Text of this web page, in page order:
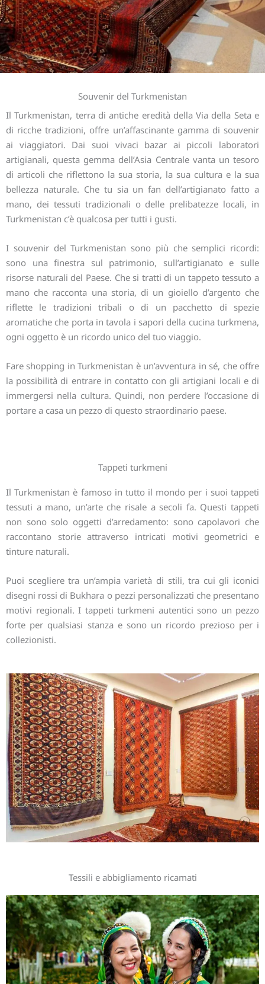
Souvenir del Turkmenistan
Il Turkmenistan, terra di antiche eredità della Via della Seta e
di ricche tradizioni, offre un’affascinante gamma di souvenir
ai viaggiatori. Dai suoi vivaci bazar ai piccoli laboratori
artigianali, questa gemma dell’Asia Centrale vanta un tesoro
di articoli che riflettono la sua storia, la sua cultura e la sua
bellezza naturale. Che tu sia un fan dell’artigianato fatto a
mano, dei tessuti tradizionali o delle prelibatezze locali, in
Turkmenistan c’è qualcosa per tutti i gusti.
I souvenir del Turkmenistan sono più che semplici ricordi:
sono una finestra sul patrimonio, sull’artigianato e sulle
risorse naturali del Paese. Che si tratti di un tappeto tessuto a
mano che racconta una storia, di un gioiello d’argento che
riflette le tradizioni tribali o di un pacchetto di spezie
aromatiche che porta in tavola i sapori della cucina turkmena,
ogni oggetto è un ricordo unico del tuo viaggio.
Fare shopping in Turkmenistan è un’avventura in sé, che offre
la possibilità di entrare in contatto con gli artigiani locali e di
immergersi nella cultura. Quindi, non perdere l’occasione di
portare a casa un pezzo di questo straordinario paese.
Tappeti turkmeni
Il Turkmenistan è famoso in tutto il mondo per i suoi tappeti
tessuti a mano, un’arte che risale a secoli fa. Questi tappeti
non sono solo oggetti d’arredamento: sono capolavori che
raccontano storie attraverso intricati motivi geometrici e
tinture naturali.
Puoi scegliere tra un’ampia varietà di stili, tra cui gli iconici
disegni rossi di Bukhara o pezzi personalizzati che presentano
motivi regionali. I tappeti turkmeni autentici sono un pezzo
forte per qualsiasi stanza e sono un ricordo prezioso per i
collezionisti.
Tessili e abbigliamento ricamati